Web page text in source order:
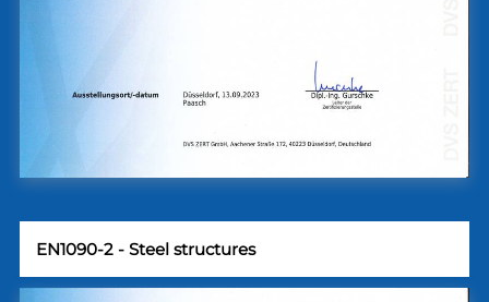
EN1090-2 - Steel structures